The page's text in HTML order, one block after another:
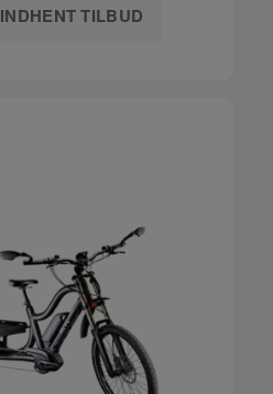
INDHENT TILBUD